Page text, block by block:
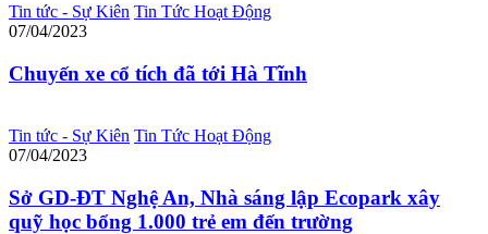
Tin tức - Sự Kiên Tin Tức Hoạt Động
07/04/2023
Chuyến xe cổ tích đã tới Hà Tĩnh
Tin tức - Sự Kiên Tin Tức Hoạt Động
07/04/2023
Sở GD-ĐT Nghệ An, Nhà sáng lập Ecopark xây
quỹ học bổng 1.000 trẻ em đến trường